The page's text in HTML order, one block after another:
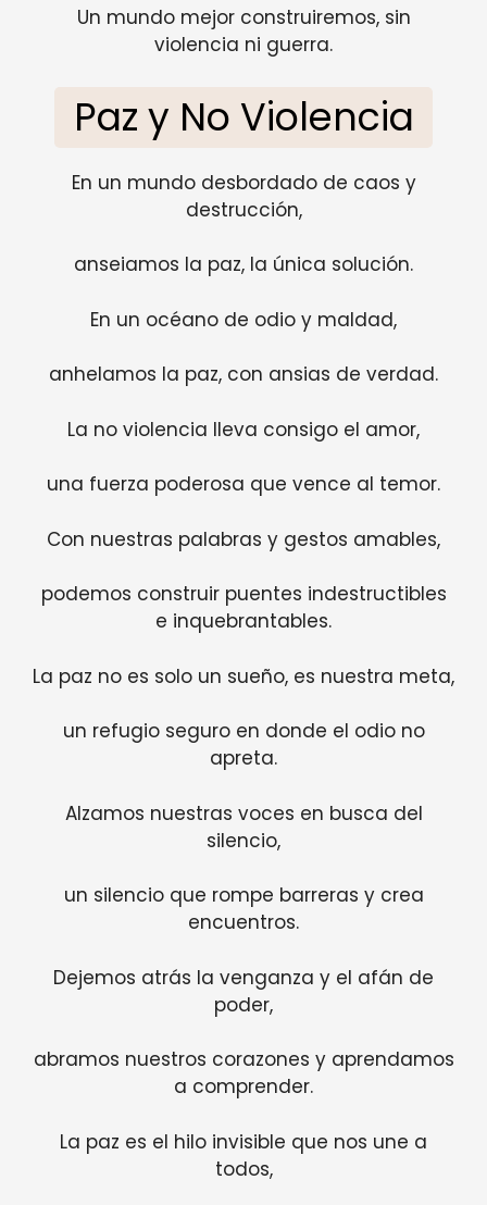
Un mundo mejor construiremos, sin
violencia ni guerra.
Paz y No Violencia
En un mundo desbordado de caos y
destrucción,
anseiamos la paz, la única solución.
En un océano de odio y maldad,
anhelamos la paz, con ansias de verdad.
La no violencia lleva consigo el amor,
una fuerza poderosa que vence al temor.
Con nuestras palabras y gestos amables,
podemos construir puentes indestructibles
e inquebrantables.
La paz no es solo un sueño, es nuestra meta,
un refugio seguro en donde el odio no
apreta.
Alzamos nuestras voces en busca del
silencio,
un silencio que rompe barreras y crea
encuentros.
Dejemos atrás la venganza y el afán de
poder,
abramos nuestros corazones y aprendamos
a comprender.
La paz es el hilo invisible que nos une a
todos,